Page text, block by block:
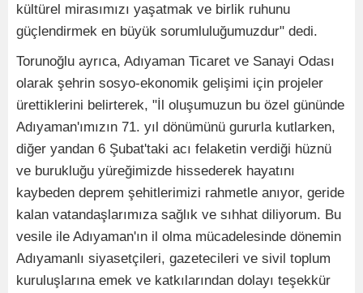
kültürel mirasımızı yaşatmak ve birlik ruhunu
güçlendirmek en büyük sorumluluğumuzdur" dedi.
Torunoğlu ayrıca, Adıyaman Ticaret ve Sanayi Odası
olarak şehrin sosyo-ekonomik gelişimi için projeler
ürettiklerini belirterek, "İl oluşumuzun bu özel gününde
Adıyaman'ımızın 71. yıl dönümünü gururla kutlarken,
diğer yandan 6 Şubat'taki acı felaketin verdiği hüznü
ve burukluğu yüreğimizde hissederek hayatını
kaybeden deprem şehitlerimizi rahmetle anıyor, geride
kalan vatandaşlarımıza sağlık ve sıhhat diliyorum. Bu
vesile ile Adıyaman'ın il olma mücadelesinde dönemin
Adıyamanlı siyasetçileri, gazetecileri ve sivil toplum
kuruluşlarına emek ve katkılarından dolayı teşekkür